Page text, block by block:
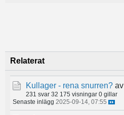
Relaterat
Kullager - rena snurren? av
231 svar 32 175 visningar 0 gillar
Senaste inlägg 2025-09-14, 07:55